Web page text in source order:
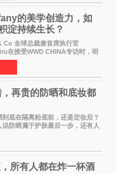
以
的美学创造力，如
淀持续生长？
全球总裁兼首席执行官
在接受WWD CHINA专访时，明
当下奢侈品牌最高层级的差异化
Chen — —WWD国际
奢侈
再贵的防晒和底妆都
底在隔离粉底前，还是定妆后？
防晒属于护肤最后一步，还有人
所有人都在炸一杯酒